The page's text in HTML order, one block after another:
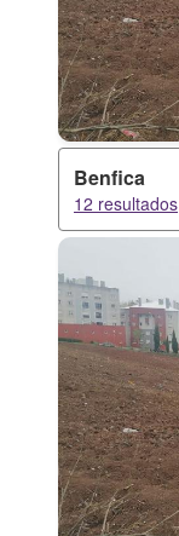
Benfica
12 resultados